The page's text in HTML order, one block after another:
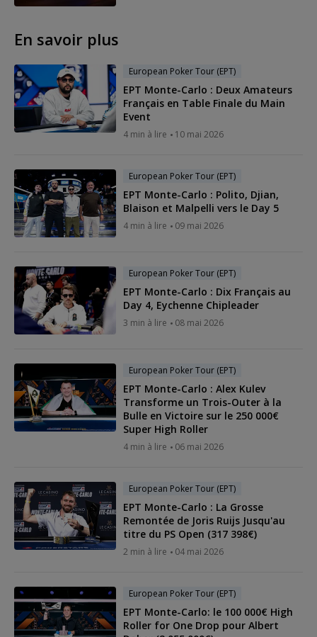
En savoir plus
European Poker Tour (EPT)
EPT Monte-Carlo : Deux Amateurs
Français en Table Finale du Main
Event
4 min à lire 10 mai 2026
European Poker Tour (EPT)
EPT Monte-Carlo : Polito, Djian,
Blaison et Malpelli vers le Day 5
4 min à lire 09 mai 2026
European Poker Tour (EPT)
EPT Monte-Carlo : Dix Français au
Day 4, Eychenne Chipleader
3 min à lire 08 mai 2026
European Poker Tour (EPT)
EPT Monte-Carlo : Alex Kulev
Transforme un Trois-Outer à la
Bulle en Victoire sur le 250 000€
Super High Roller
4 min à lire 06 mai 2026
European Poker Tour (EPT)
EPT Monte-Carlo : La Grosse
Remontée de Joris Ruijs Jusqu'au
titre du PS Open (317 398€)
2 min à lire 04 mai 2026
European Poker Tour (EPT)
EPT Monte-Carlo: le 100 000€ High
Roller for One Drop pour Albert